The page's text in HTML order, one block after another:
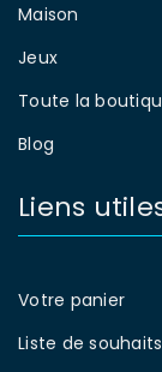
Maison
Jeux
Toute la
Blog
Liens
Votre panier
Liste de souhaits